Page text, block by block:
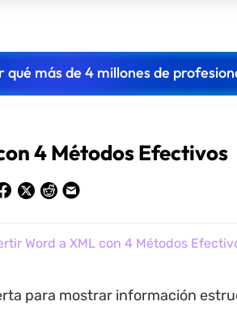
más de 4 millones de
4 Métodos Efectivos
Word a XML con 4 Métodos
para mostrar información